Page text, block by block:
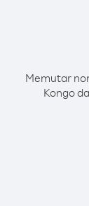
Memutar
Kongo